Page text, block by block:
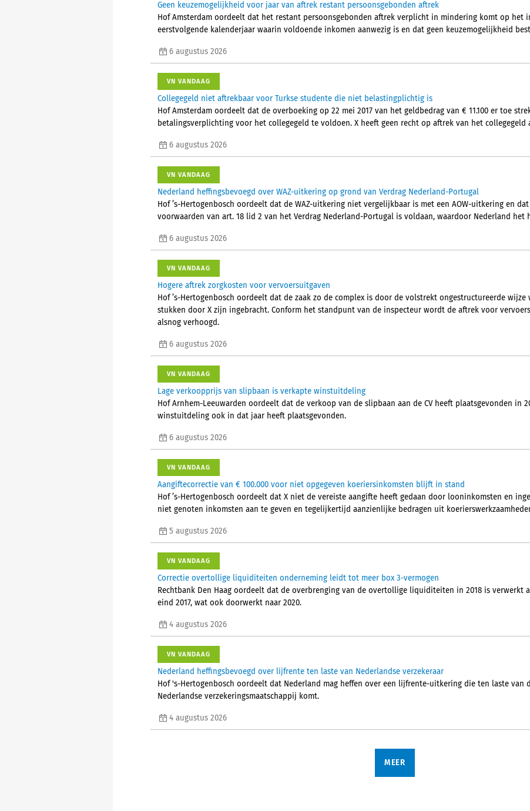
Geen keuzemogelijkheid voor jaar van aftrek restant persoonsgebonden aftrek
Hof Amsterdam oordeelt dat het restant persoonsgebonden aftrek verplicht in mindering komt op het
eerstvolgende kalenderjaar waarin voldoende inkomen aanwezig is en dat geen keuzemogelijkheid
6 augustus 2026
VN VANDAAG
Collegegeld niet aftrekbaar voor Turkse studente die niet belastingplichtig is
Hof Amsterdam oordeelt dat de overboeking op 22 mei 2017 van het geldbedrag van € 11.100 er toe
betalingsverplichting voor het collegegeld te voldoen. X heeft geen recht op aftrek van het collegegeld
6 augustus 2026
VN VANDAAG
Nederland heffingsbevoegd over WAZ-uitkering op grond van Verdrag Nederland-Portugal
Hof ’s-Hertogenbosch oordeelt dat de WAZ-uitkering niet vergelijkbaar is met een AOW-uitkering en
voorwaarden van art. 18 lid 2 van het Verdrag Nederland-Portugal is voldaan, waardoor Nederland het
6 augustus 2026
VN VANDAAG
Hogere aftrek zorgkosten voor vervoersuitgaven
Hof ’s-Hertogenbosch oordeelt dat de zaak zo de complex is door de volstrekt ongestructureerde wijze
stukken door X zijn ingebracht. Conform het standpunt van de inspecteur wordt de aftrek voor
alsnog verhoogd.
6 augustus 2026
VN VANDAAG
Lage verkoopprijs van slipbaan is verkapte winstuitdeling
Hof Arnhem-Leeuwarden oordeelt dat de verkoop van de slipbaan aan de CV heeft plaatsgevonden in
winstuitdeling ook in dat jaar heeft plaatsgevonden.
6 augustus 2026
VN VANDAAG
Aangiftecorrectie van € 100.000 voor niet opgegeven koeriersinkomsten blijft in stand
Hof ’s-Hertogenbosch oordeelt dat X niet de vereiste aangifte heeft gedaan door looninkomsten en
niet genoten inkomsten aan te geven en tegelijkertijd aanzienlijke bedragen uit
5 augustus 2026
VN VANDAAG
Correctie overtollige liquiditeiten onderneming leidt tot meer box 3-vermogen
Rechtbank Den Haag oordeelt dat de overbrenging van de overtollige liquiditeiten in 2018 is verwerkt
eind 2017, wat ook doorwerkt naar 2020.
4 augustus 2026
VN VANDAAG
Nederland heffingsbevoegd over lijfrente ten laste van Nederlandse verzekeraar
Hof 's-Hertogenbosch oordeelt dat Nederland mag heffen over een lijfrente-uitkering die ten laste van
Nederlandse verzekeringsmaatschappij komt.
4 augustus 2026
MEER